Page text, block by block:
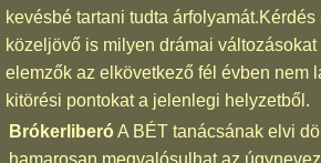
kevésbé tartani tudta
közeljövő is milyen drámai változásokat
elemzők az elkövetkező fél évben nem
kitörési pontokat a jelenlegi helyzetből.
Brókerliberó A BÉT tanácsának elvi
hamarosan megvalósulhat az